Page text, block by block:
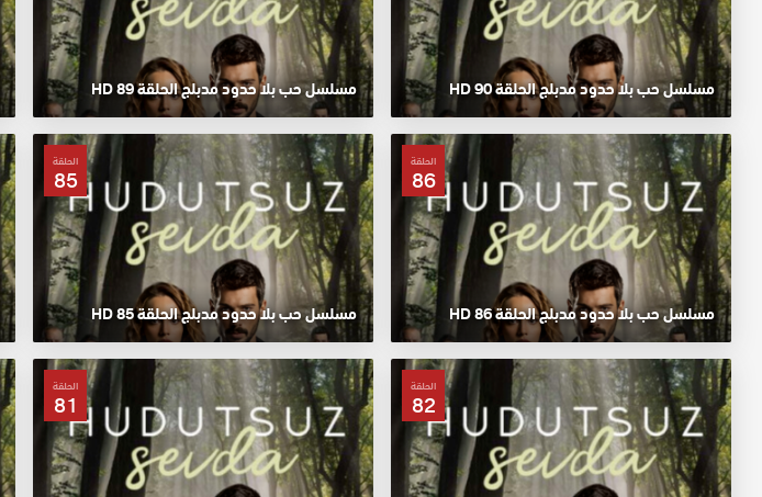
مسلسل حب بلا حدود مدبلج الحلقة 90 HD مسلسل حب بلا حدود مدبلج الحلقة 89 HD
الحلقة
86
مسلسل حب بلا حدود مدبلج الحلقة 86 HD
الحلقة
85
مسلسل حب بلا حدود مدبلج الحلقة 85 HD
الحلقة
82
الحلقة
81